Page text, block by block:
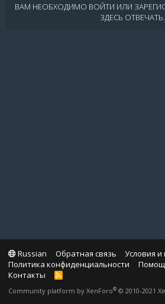
ВАМ НЕОБХОДИМО ВОЙТИ ИЛИ
ЗДЕСЬ ОТВЕЧАТЬ.
Russian Обратная связь
Условия и
Политика конфиденциальности
Контакты
R
S
Community platform by XenForo® © 2010-2021